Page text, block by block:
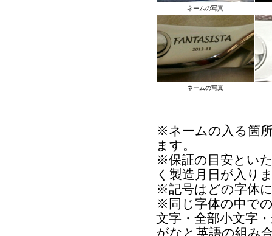
ネームの写真
ネームの写真
※ネームの入る箇
ます。
※保証の目安とい
く製造月日が入り
※記号はどの字体
※同じ字体の中で
文字・全部小文字
がなと英語の組み